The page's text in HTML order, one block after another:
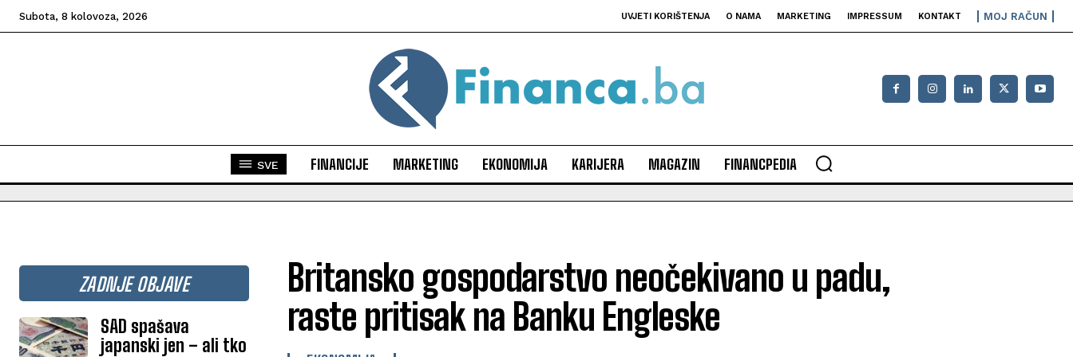
Subota, 8 kolovoza, 2026 UVJETI KORIŠTENJA O NAMA MARKETING IMPRESSUM KONTAKT MOJ RAČUN
SVE FINANCIJE MARKETING EKONOMIJA KARIJERA MAGAZIN FINANCPEDIA
ZADNJE OBJAVE
SAD spašava
japanski jen – ali tko
Britansko gospodarstvo neočekivano u padu,
raste pritisak na Banku Engleske